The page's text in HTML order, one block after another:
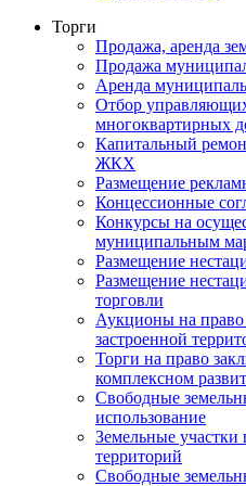
Торги
Продажа, аренда
Продажа
Аренда
Отбор
многоквартирных
Капитальный
ЖКХ
Размещение
Концессионные
Конкурсы на
муниципальным
Размещение
Размещение
торговли
Аукционы на право
застроенной
Торги на право
комплексном
Свободные
использование
Земельные участки
территорий
Свободные